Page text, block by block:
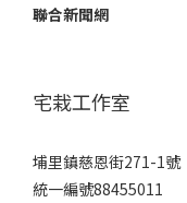
聯合新聞網
宅栽工作室
埔里鎮慈恩街271-1號
統一編號88455011